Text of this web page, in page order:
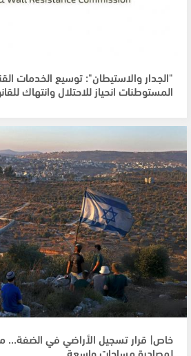
"الجدار والاستيطان": توسيع الخدمات
المستوطنات انحياز للاحتلال وانتهاك
خاص| قرار تسجيل الأراضي في الضفة…
لمصادرة مساحات واسعة